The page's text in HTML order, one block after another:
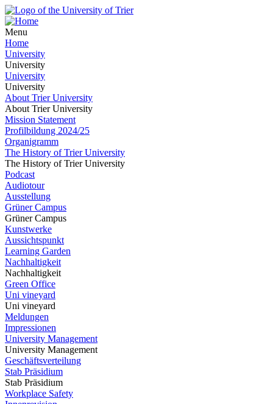
Menu
Home
University
University
University
University
About Trier University
About Trier University
Mission Statement
Profilbildung 2024/25
Organigramm
The History of Trier University
The History of Trier University
Podcast
Audiotour
Ausstellung
Grüner Campus
Grüner Campus
Kunstwerke
Aussichtspunkt
Learning Garden
Nachhaltigkeit
Nachhaltigkeit
Green Office
Uni vineyard
Uni vineyard
Meldungen
Impressionen
University Management
University Management
Geschäftsverteilung
Stab Präsidium
Stab Präsidium
Workplace Safety